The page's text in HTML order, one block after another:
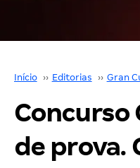
Início ›› Editorias ›› Gran
Concurso
de prova.